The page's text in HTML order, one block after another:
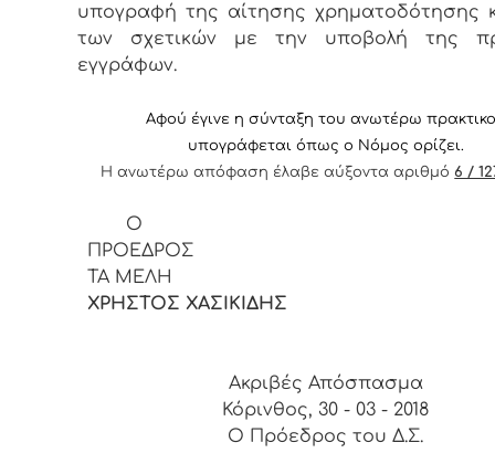
υπογραφή της αίτησης χρηματοδότησης
των σχετικών με την υποβολή της
εγγράφων.
Αφού έγινε η σύνταξη του ανωτέρω
υπογράφεται όπως ο Νόμος ορίζει.
Η ανωτέρω απόφαση έλαβε αύξοντα αριθμό 6 /
Ο
ΤΑ ΜΕΛΗ
ΧΡΗΣΤΟΣ ΧΑΣΙΚΙΔΗΣ
Ακριβές Απόσπασμα
Κόρινθος, 30 - 03 - 2018
Ο Πρόεδρος του Δ.Σ.